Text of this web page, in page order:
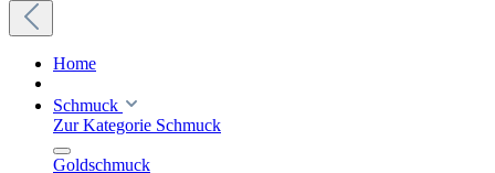
Home
Schmuck
Zur Kategorie Schmuck
Goldschmuck